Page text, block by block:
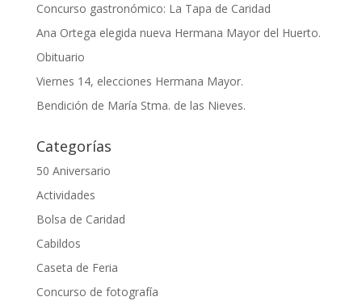
Concurso gastronómico: La Tapa de Caridad
Ana Ortega elegida nueva Hermana Mayor del Huerto.
Obituario
Viernes 14, elecciones Hermana Mayor.
Bendición de María Stma. de las Nieves.
Categorías
50 Aniversario
Actividades
Bolsa de Caridad
Cabildos
Caseta de Feria
Concurso de fotografía